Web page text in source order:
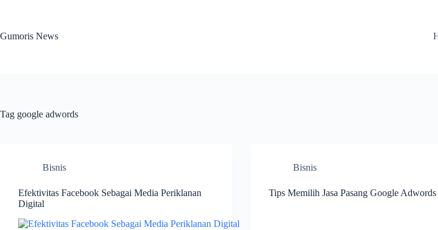
Gumoris News
Tag google adwords
Bisnis
Efektivitas Facebook Sebagai Media Periklanan
Digital
Bisnis
Tips Memilih Jasa Pasang Google Adwords